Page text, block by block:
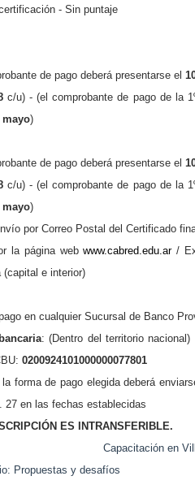
- Sin puntaje
de pago deberá presentarse el
c/u) -(el comprobante de pago de la
mayo)
de pago deberá presentarse el
c/u) - (el comprobante de pago de la
mayo)
por Correo Postal del Certificado
la página webwww.cabred.edu.ar/
(capital e interior)
en cualquier Sucursal de Banco
: (Dentro del territorio
0200924101000000077801
la forma de pago elegida deberá
27 en las fechas establecidas
ES INTRANSFERIBLE.
Capacitación en
Propuestas y desafíos